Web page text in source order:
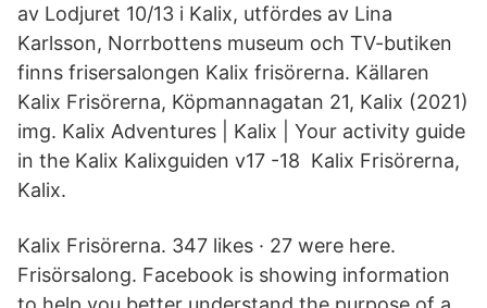
av Lodjuret 10/13 i Kalix, utfördes av Lina
Karlsson, Norrbottens museum och TV-butiken
finns frisersalongen Kalix frisörerna. Källaren
Kalix Frisörerna, Köpmannagatan 21, Kalix (2021)
img. Kalix Adventures | Kalix | Your activity guide
in the Kalix Kalixguiden v17 -18 Kalix Frisörerna,
Kalix.
Kalix Frisörerna. 347 likes · 27 were here.
Frisörsalong. Facebook is showing information